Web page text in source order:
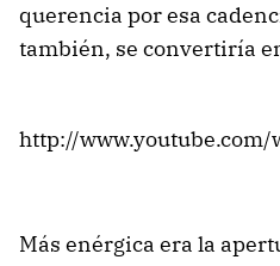
querencia por esa
también, se convertiría
http://www.youtube.com/
Más enérgica era la